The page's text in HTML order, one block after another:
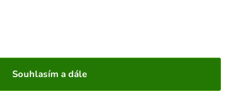
Souhlasím a dále